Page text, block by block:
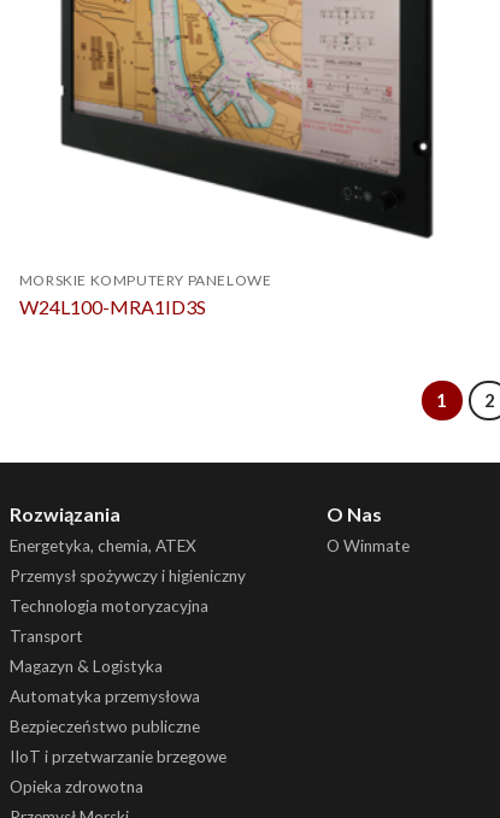
MORSKIE KOMPUTERY PANELOWE
W24L100-MRA1ID3S
1 2
Rozwiązania
Energetyka, chemia, ATEX
Przemysł spożywczy i higieniczny
Technologia motoryzacyjna
Transport
Magazyn & Logistyka
Automatyka przemysłowa
Bezpieczeństwo publiczne
IIoT i przetwarzanie brzegowe
Opieka zdrowotna
O Nas
O Winmate